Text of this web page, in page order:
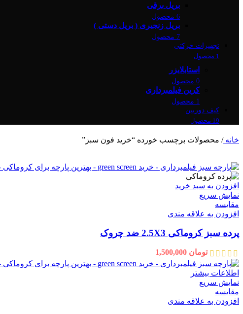
بریل برقی
6 محصول
بریل زنجیری ( بریل دستی )
7 محصول
تجهیزات حرکتی
1 محصول
استابلایزر
0 محصول
کرین فیلمبرداری
1 محصول
کیف دوربین
19 محصول
خانه/ محصولات برچسب خورده “خرید فون سبز”
افزودن به سبد خرید
نمایش سریع
مقايسه
افزودن به علاقه مندی
پرده سبز کروماکی 2.5X3 ضد چروک
تومان
اطلاعات بیشتر
نمایش سریع
مقايسه
افزودن به علاقه مندی